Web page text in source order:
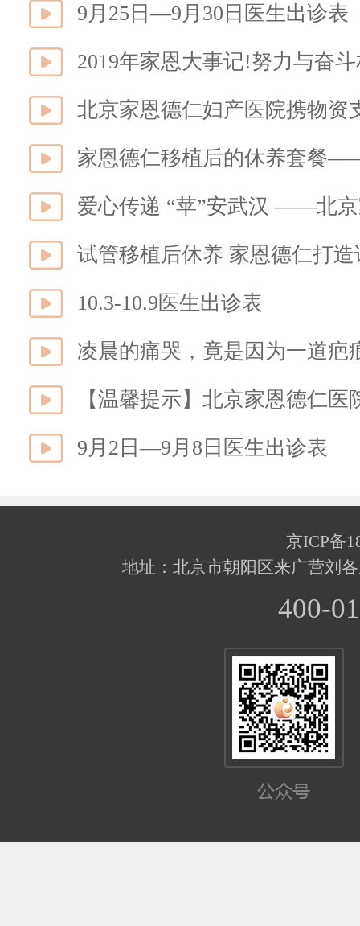
9月25日—9月30日医生出诊表
2019年家恩大事记!努力与奋
家恩德仁移植后的休养套餐
试管移植后休养 家恩德仁打
10.3-10.9医生出诊表
凌晨的痛哭，竟是因为一道疤
9月2日—9月8日医生出诊表
京ICP备
地址：北京市朝阳区来广营刘
400-